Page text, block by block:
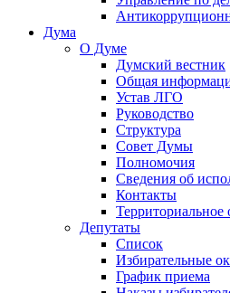
Дума
О Думе
Думский вестник
Общая
Устав ЛГО
Руководство
Структура
Совет Думы
Полномочия
Сведения об
Контакты
Территориальное
Депутаты
Список
Избирательные
График приема